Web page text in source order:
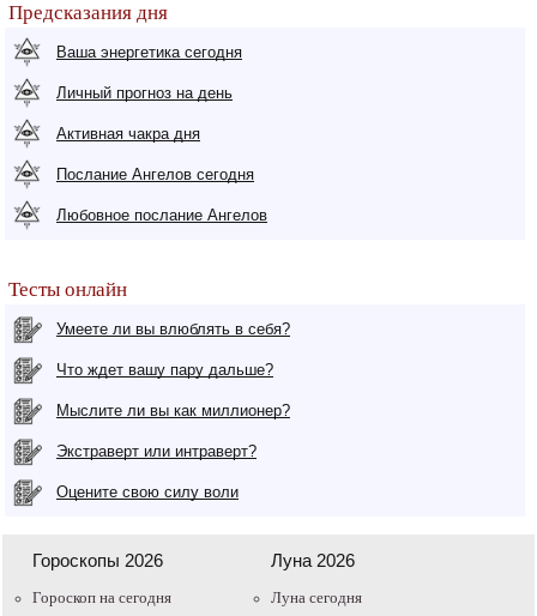
Предсказания дня
Ваша энергетика сегодня
Личный прогноз на день
Активная чакра дня
Послание Ангелов сегодня
Любовное послание Ангелов
Тесты онлайн
Умеете ли вы влюблять в себя?
Что ждет вашу пару дальше?
Мыслите ли вы как миллионер?
Экстраверт или интраверт?
Оцените свою силу воли
Гороскопы 2026
Гороскоп на сегодня
Луна 2026
Луна сегодня